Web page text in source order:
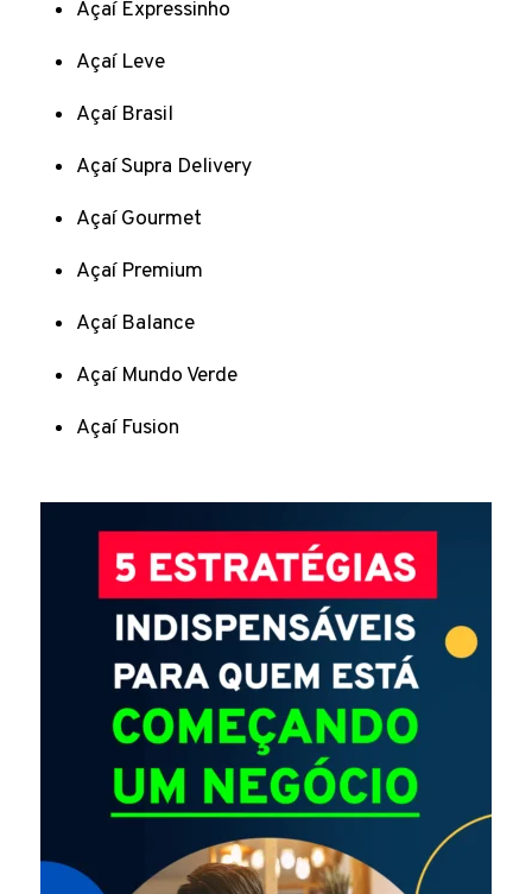
Açaí Expressinho
Açaí Leve
Açaí Brasil
Açaí Supra Delivery
Açaí Gourmet
Açaí Premium
Açaí Balance
Açaí Mundo Verde
Açaí Fusion